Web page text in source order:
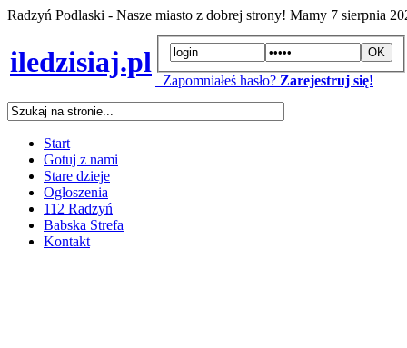
Radzyń Podlaski - Nasze miasto z dobrej strony! Mamy 7 sierpnia
iledzisiaj.pl
Zapomniałeś hasło? Zarejestruj się!
Start
Gotuj z nami
Stare dzieje
Ogłoszenia
112 Radzyń
Babska Strefa
Kontakt